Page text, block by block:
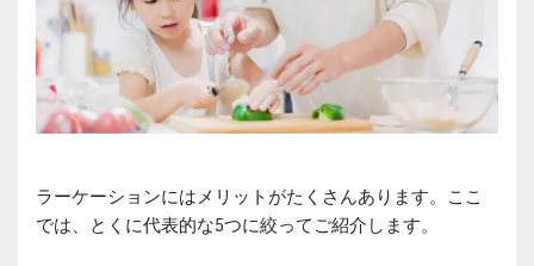
ラーケーションにはメリットがたくさんあります。ここ
では、とくに代表的な5つに絞ってご紹介します。